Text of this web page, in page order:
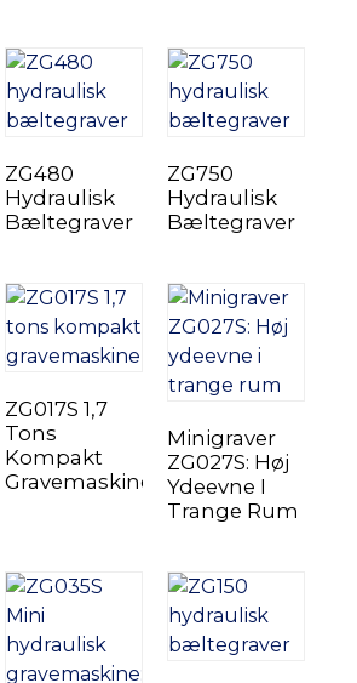
ZG480
Hydraulisk
Bæltegraver
ZG750
Hydraulisk
Bæltegraver
ZG017S 1,7
Tons
Kompakt
Gravemaskine
Minigraver
ZG027S: Høj
Ydeevne I
Trange Rum